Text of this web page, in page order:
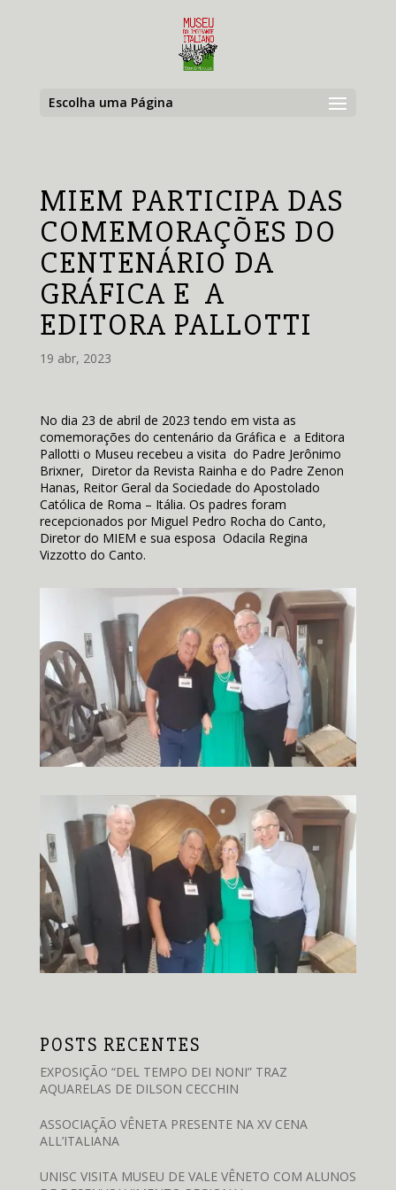
Escolha uma Página
MIEM PARTICIPA DAS
COMEMORAÇÕES DO
CENTENÁRIO DA
GRÁFICA E A
EDITORA PALLOTTI
19 abr, 2023
No dia 23 de abril de 2023 tendo em vista as
comemorações do centenário da Gráfica e a Editora
Pallotti o Museu recebeu a visita do Padre Jerônimo
Brixner, Diretor da Revista Rainha e do Padre Zenon
Hanas, Reitor Geral da Sociedade do Apostolado
Católica de Roma – Itália. Os padres foram
recepcionados por Miguel Pedro Rocha do Canto,
Diretor do MIEM e sua esposa Odacila Regina
Vizzotto do Canto.
POSTS RECENTES
EXPOSIÇÃO “DEL TEMPO DEI NONI” TRAZ
AQUARELAS DE DILSON CECCHIN
ASSOCIAÇÃO VÊNETA PRESENTE NA XV CENA
ALL’ITALIANA
UNISC VISITA MUSEU DE VALE VÊNETO COM ALUNOS